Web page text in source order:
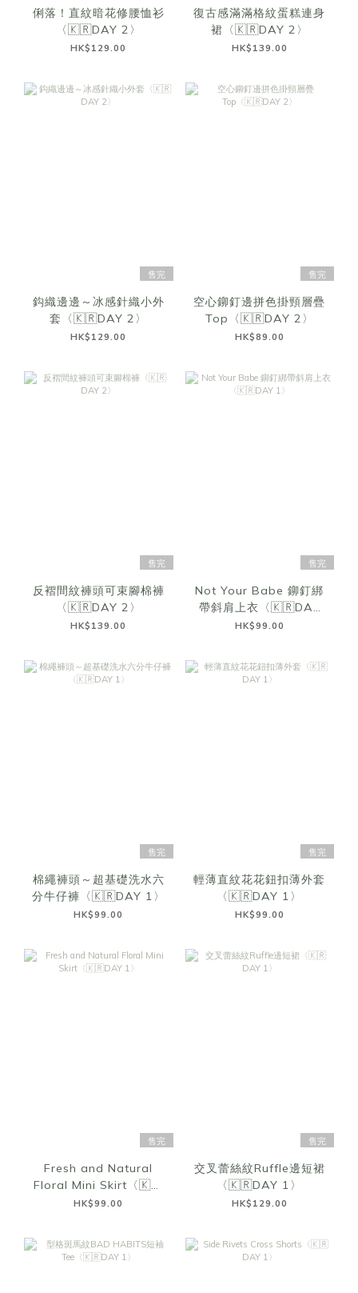
俐落！直紋暗花修腰恤衫
〈🇰🇷DAY 2〉
HK$129.00
復古感滿滿格紋蛋糕連身
裙〈🇰🇷DAY 2〉
HK$139.00
售完
鈎織邊邊～冰感針織小外
套〈🇰🇷DAY 2〉
HK$129.00
售完
空心鉚釘邊拼色掛頸層疊
Top〈🇰🇷DAY 2〉
HK$89.00
售完
反褶間紋褲頭可束腳棉褲
〈🇰🇷DAY 2〉
HK$139.00
售完
Not Your Babe 鉚釘綁
帶斜肩上衣〈🇰🇷DAY
1〉
HK$99.00
售完
棉繩褲頭～超基礎洗水六
分牛仔褲〈🇰🇷DAY 1〉
HK$99.00
售完
輕薄直紋花花鈕扣薄外套
〈🇰🇷DAY 1〉
HK$99.00
售完
Fresh and Natural
Floral Mini Skirt〈🇰🇷
DAY 1〉
HK$99.00
售完
交叉蕾絲紋Ruffle邊短裙
〈🇰🇷DAY 1〉
HK$129.00